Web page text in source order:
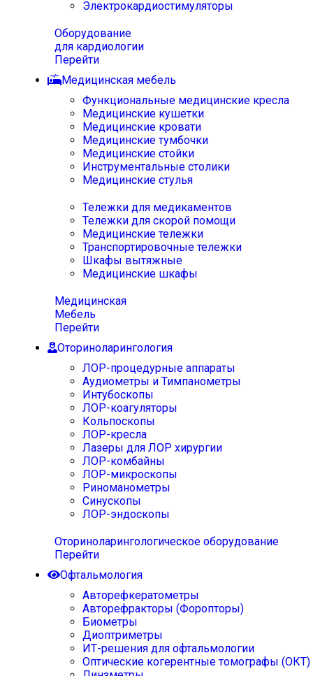
Электрокардиостимуляторы
Оборудование
для кардиологии
Перейти
Медицинская мебель
Функциональные медицинские кресла
Медицинские кушетки
Медицинские кровати
Медицинские тумбочки
Медицинские стойки
Инструментальные столики
Медицинские стулья
Тележки для медикаментов
Тележки для скорой помощи
Медицинские тележки
Транспортировочные тележки
Шкафы вытяжные
Медицинские шкафы
Медицинская
Мебель
Перейти
Оториноларингология
ЛОР-процедурные аппараты
Аудиометры и Тимпанометры
Интубоскопы
ЛОР-коагуляторы
Кольпоскопы
ЛОР-кресла
Лазеры для ЛОР хирургии
ЛОР-комбайны
ЛОР-микроскопы
Риноманометры
Синускопы
ЛОР-эндоскопы
Оториноларингологическое оборудование
Перейти
Офтальмология
Авторефкератометры
Авторефракторы (Форопторы)
Биометры
Диоптриметры
ИТ-решения для офтальмологии
Оптические когерентные томографы (ОКТ)